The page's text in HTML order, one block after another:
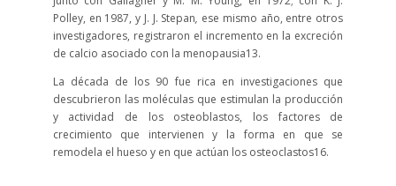
Polley, en 1987, y J. J. Stepan, ese mismo año, entre otros
investigadores, registraron el incremento en la excreción
de calcio asociado con la menopausia13.
La década de los 90 fue rica en investigaciones que
descubrieron las moléculas que estimulan la producción
y actividad de los osteoblastos, los factores de
crecimiento que intervienen y la forma en que se
remodela el hueso y en que actúan los osteoclastos16.